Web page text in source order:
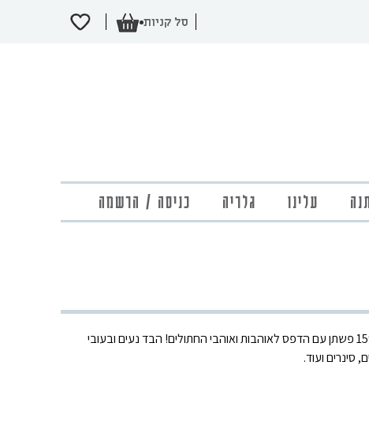
עלינו גלריה כניסה / הרשמה
אריג שהוא שילוב של כותנה עם 15% פשתן עם הדפס לאוהבות ואוהבי החתולים! הבד נעים ובעובי
סינרים ועוד.